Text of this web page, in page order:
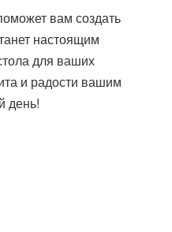
вам создать
настоящим
для ваших
и радости вашим
день!